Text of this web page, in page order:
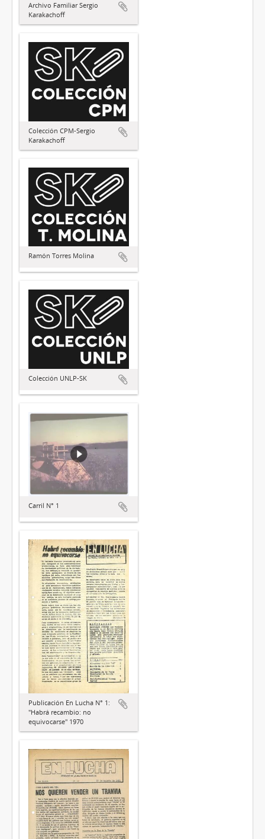
Archivo Familiar Sergio
Karakachoff
Colección CPM-Sergio
Karakachoff
Ramón Torres Molina
Colección UNLP-SK
Carril N° 1
Publicación En Lucha N° 1:
"Habrá recambio: no
equivocarse" 1970